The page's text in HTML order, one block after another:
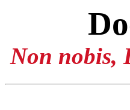
Non nobis,